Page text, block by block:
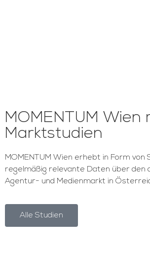
MOMENTUM Wien
Marktstudien
MOMENTUM Wien erhebt in Form von
regelmäßig relevante Daten über den
Agentur- und Medienmarkt in
Alle Studien